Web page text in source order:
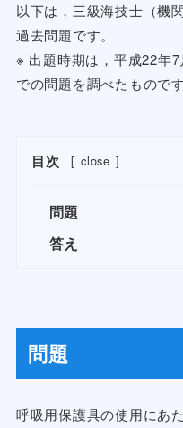
以下は，三級海技士（機
過去問題です。
※ 出題時期は，平成22年
での問題を調べたものです
目次 [ close ]
問題
答え
問題
呼吸用保護具の使用にあ